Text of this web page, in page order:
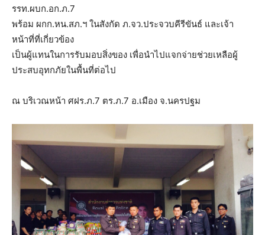
รรท.ผบก.อก.ภ.7
พร้อม ผกก.หน.สภ.ฯ ในสังกัด ภ.จว.ประจวบคีรีขันธ์ และเจ้า
หน้าที่ที่เกี่ยวข้อง
เป็นผู้แทนในการรับมอบสิ่งของ เพื่อนำไปแจกจ่ายช่วยเหลือผู้
ประสบอุทกภัยในพื้นที่ต่อไป
ณ บริเวณหน้า ศฝร.ภ.7 ตร.ภ.7 อ.เมือง จ.นครปฐม